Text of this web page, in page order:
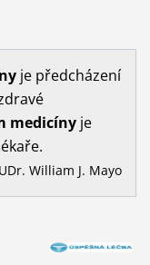
je předcházení
medicínyje
William J. Mayo